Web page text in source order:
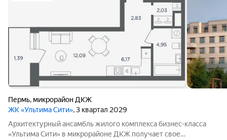
Пермь, микрорайон ДКЖ
ЖК «Ультима Сити», 3 квартал 2029
Архитектурный ансамбль жилого комплекса бизнес-класса
«Ультима Сити» в микрорайоне ДКЖ получает свое